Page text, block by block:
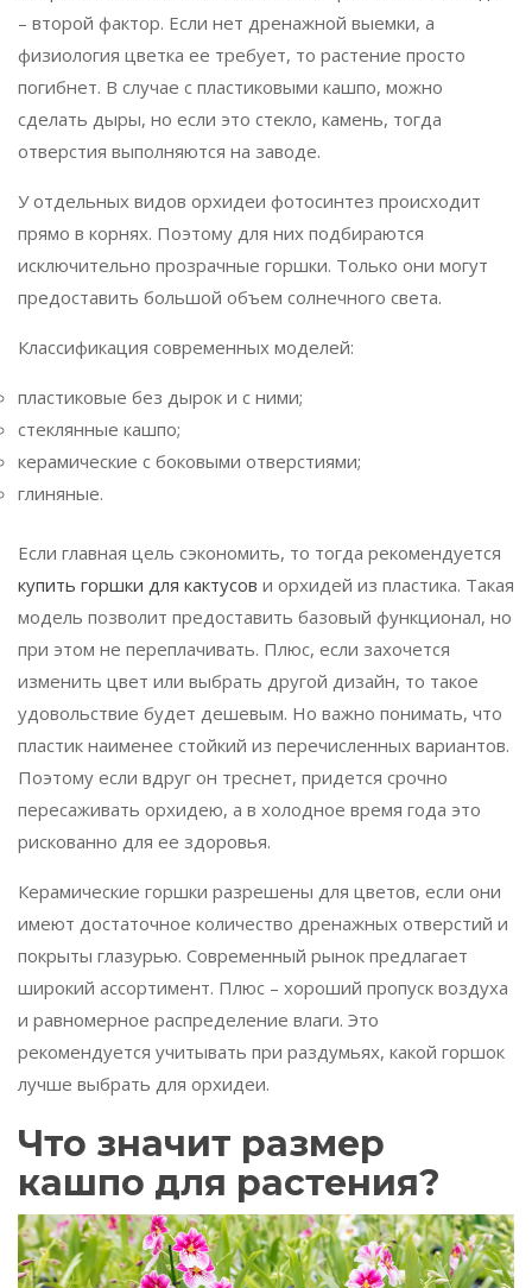
– второй фактор. Если нет дренажной выемки, а
физиология цветка ее требует, то растение просто
погибнет. В случае с пластиковыми кашпо, можно
сделать дыры, но если это стекло, камень, тогда
отверстия выполняются на заводе.
У отдельных видов орхидеи фотосинтез происходит
прямо в корнях. Поэтому для них подбираются
исключительно прозрачные горшки. Только они могут
предоставить большой объем солнечного света.
Классификация современных моделей:
пластиковые без дырок и с ними;
стеклянные кашпо;
керамические с боковыми отверстиями;
глиняные.
Если главная цель сэкономить, то тогда рекомендуется
купить горшки для кактусов и орхидей из пластика. Такая
модель позволит предоставить базовый функционал, но
при этом не переплачивать. Плюс, если захочется
изменить цвет или выбрать другой дизайн, то такое
удовольствие будет дешевым. Но важно понимать, что
пластик наименее стойкий из перечисленных вариантов.
Поэтому если вдруг он треснет, придется срочно
пересаживать орхидею, а в холодное время года это
рискованно для ее здоровья.
Керамические горшки разрешены для цветов, если они
имеют достаточное количество дренажных отверстий и
покрыты глазурью. Современный рынок предлагает
широкий ассортимент. Плюс – хороший пропуск воздуха
и равномерное распределение влаги. Это
рекомендуется учитывать при раздумьях, какой горшок
лучше выбрать для орхидеи.
Что значит размер
кашпо для растения?